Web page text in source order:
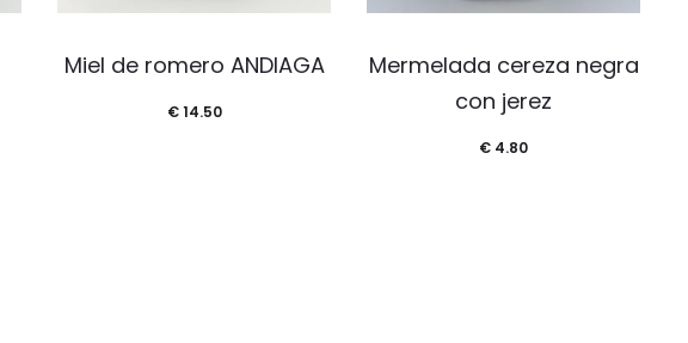
Miel de romero ANDIAGA
€14.50
Mermelada cereza negra
con jerez
€ 4.80